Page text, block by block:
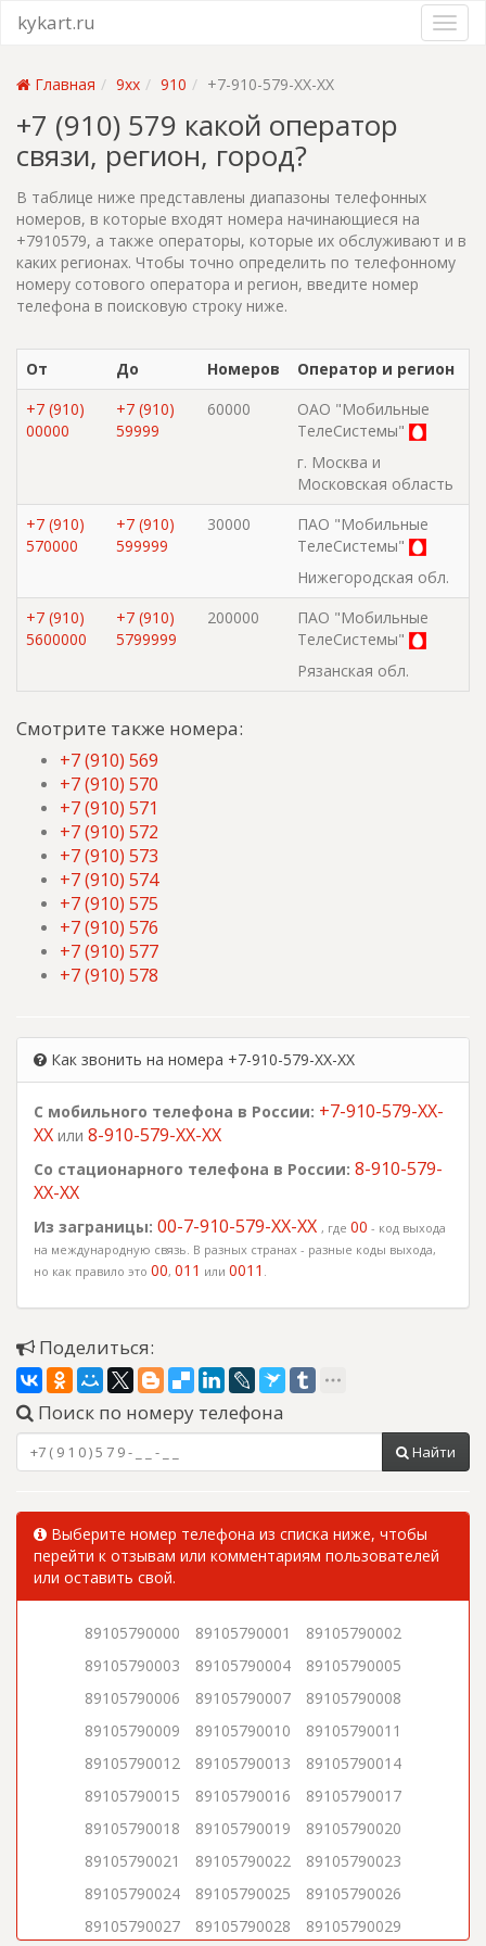
kykart.ru
Главная 9xx 910 +7-910-579-XX-XX
+7 (910) 579 какой оператор
связи, регион, город?
В таблице ниже представлены диапазоны телефонных
номеров, в которые входят номера начинающиеся на
+7910579, а также операторы, которые их обслуживают и в
каких регионах. Чтобы точно определить по телефонному
номеру сотового оператора и регион, введите номер
телефона в поисковую строку ниже.
От До Номеров
Оператор и регион
+7 (910)
00000
+7 (910)
59999
60000
ОАО "Мобильные
ТелеСистемы"
г. Москва и
Московская область
+7 (910)
570000
+7 (910)
599999
30000
ПАО "Мобильные
ТелеСистемы"
Нижегородская обл.
+7 (910)
5600000
+7 (910)
5799999
200000
ПАО "Мобильные
ТелеСистемы"
Рязанская обл.
Смотрите также номера:
+7 (910) 569
+7 (910) 570
+7 (910) 571
+7 (910) 572
+7 (910) 573
+7 (910) 574
+7 (910) 575
+7 (910) 576
+7 (910) 577
+7 (910) 578
Как звонить на номера +7-910-579-XX-XX
С мобильного телефона в России: +7-910-579-XX-
XX или 8-910-579-XX-XX
Со стационарного телефона в России: 8-910-579-
XX-XX
Из заграницы: 00-7-910-579-XX-XX , где 00 - код выхода
на международную связь. В разных странах - разные коды выхода,
но как правило это 00, 011 или 0011 .
Поделиться:
Поиск по номеру телефона
Найти
Выберите номер телефона из списка ниже, чтобы
перейти к отзывам или комментариям пользователей
или оставить свой.
89105790000 89105790001
89105790002
89105790003
89105790004
89105790005
89105790006
89105790007
89105790008
89105790009
89105790010
89105790011
89105790012
89105790013
89105790014
89105790015
89105790016
89105790017
89105790018
89105790019
89105790020
89105790021
89105790022
89105790023
89105790024
89105790025
89105790026
89105790027
89105790028 89105790029